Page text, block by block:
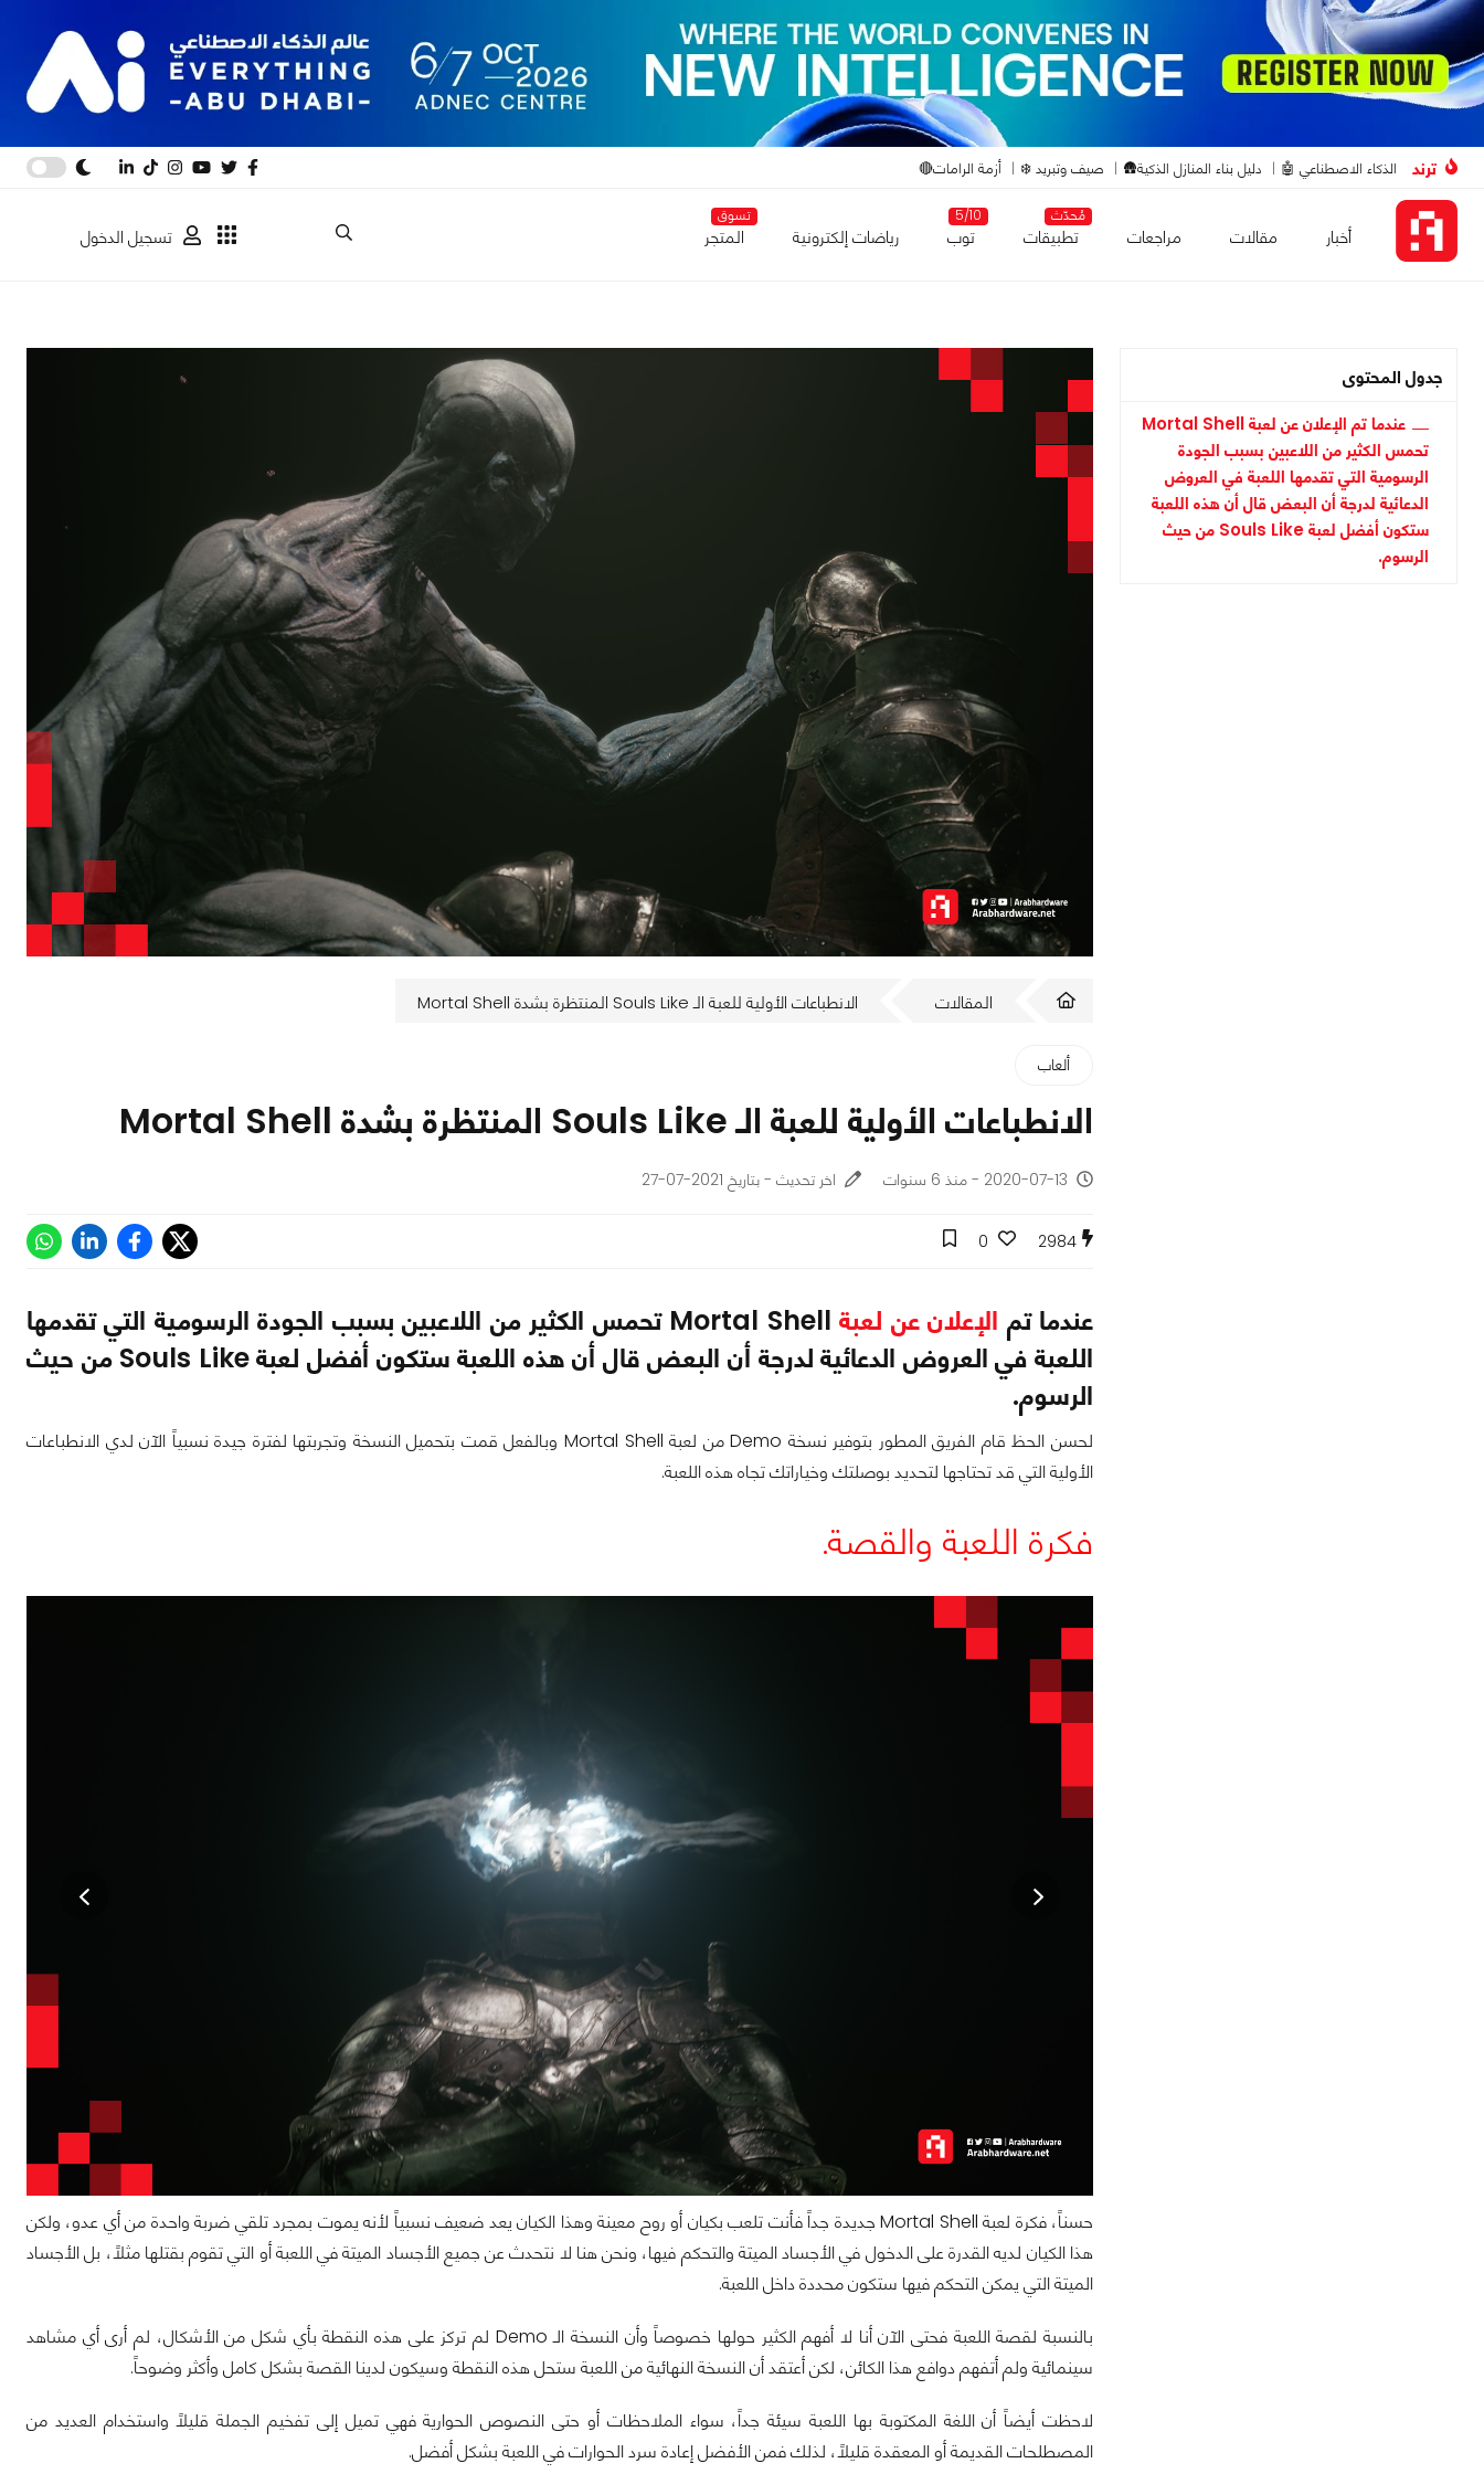
ترند الذكاء الاصطناعي 🤖 دليل بناء المنازل الذكية🛖 صيف وتبريد ❄️ أزمة الرامات🔴
أخبار مقالات مراجعات
مُحدّث
تطبيقات
5/10
توب رياضات إلكترونية
تسوق
المتجر تسجيل الدخول
جدول المحتوى
عندما تم الإعلان عن لعبة Mortal Shell
تحمس الكثير من اللاعبين بسبب الجودة
الرسومية التي تقدمها اللعبة في العروض
الدعائية لدرجة أن البعض قال أن هذه اللعبة
ستكون أفضل لعبة Souls Like من حيث
الرسوم.
المقالات الانطباعات الأولية للعبة الـ Souls Like المنتظرة بشدة Mortal Shell
ألعاب
الانطباعات الأولية للعبة الـ Souls Like المنتظرة بشدة Mortal Shell
2020-07-13 - منذ 6 سنوات اخر تحديث - بتاريخ 2021-07-27
2984
0
عندما تم الإعلان عن لعبة
Mortal Shell تحمس الكثير من اللاعبين بسبب الجودة الرسومية التي تقدمها
اللعبة في العروض الدعائية لدرجة أن البعض قال أن هذه اللعبة ستكون أفضل لعبة Souls Like من حيث
الرسوم.
لحسن الحظ قام الفريق المطور بتوفير نسخة Demo من لعبة Mortal Shell وبالفعل قمت بتحميل النسخة وتجربتها لفترة جيدة نسبياً الآن لدي الانطباعات
الأولية التي قد تحتاجها لتحديد بوصلتك وخياراتك تجاه هذه اللعبة.
فكرة اللعبة والقصة.
حسناً، فكرة لعبة Mortal Shell جديدة جداً فأنت تلعب بكيان أو روح معينة وهذا الكيان يعد ضعيف نسبياً لأنه يموت بمجرد تلقي ضربة واحدة من أي عدو، ولكن
هذا الكيان لديه القدرة على الدخول في الأجساد الميتة والتحكم فيها، ونحن هنا لا نتحدث عن جميع الأجساد الميتة في اللعبة أو التي تقوم بقتلها مثلاً، بل الأجساد
الميتة التي يمكن التحكم فيها ستكون محددة داخل اللعبة.
بالنسبة لقصة اللعبة فحتى الآن أنا لا أفهم الكثير حولها خصوصاً وأن النسخة الـ Demo لم تركز على هذه النقطة بأي شكل من الأشكال، لم أرى أي مشاهد
سينمائية ولم أتفهم دوافع هذا الكائن، لكن أعتقد أن النسخة النهائية من اللعبة ستحل هذه النقطة وسيكون لدينا القصة بشكل كامل وأكثر وضوحاً.
لاحظت أيضاً أن اللغة المكتوبة بها اللعبة سيئة جداً، سواء الملاحظات أو حتى النصوص الحوارية فهي تميل إلى تفخيم الجملة قليلاً واستخدام العديد من
المصطلحات القديمة أو المعقدة قليلاً، لذلك فمن الأفضل إعادة سرد الحوارات في اللعبة بشكل أفضل.